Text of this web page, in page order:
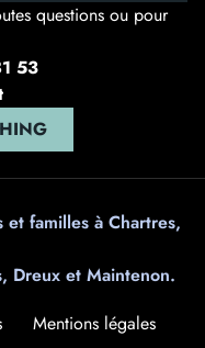
questions ou pour
53
et familles à Chartres,
Dreux et Maintenon.
Mentions légales